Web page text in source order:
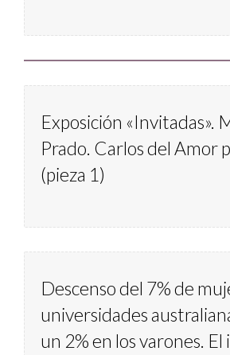
Exposición «Invitadas».
Prado. Carlos del Amor
(pieza 1)
Descenso del 7% de
universidades
un 2% en los varones.